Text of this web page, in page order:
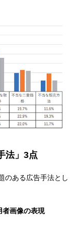
法」3点
のある広告手法とし
画像の表現